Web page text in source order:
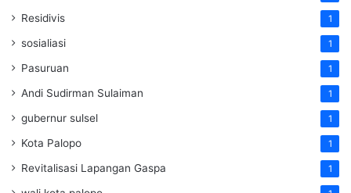
Residivis 1
sosialiasi 1
Pasuruan 1
Andi Sudirman Sulaiman 1
gubernur sulsel 1
Kota Palopo 1
Revitalisasi Lapangan Gaspa 1